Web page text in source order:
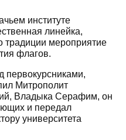
институте
линейка,
мероприятие
флагов.
первокурсниками,
Митрополит
Владыка Серафим, он
и передал
университета